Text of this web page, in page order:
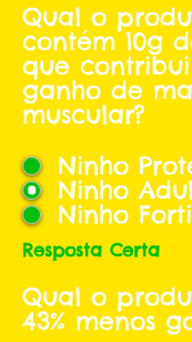
Qual o
contém 10g
que
ganho de
muscular?
Ninho
Ninho
Ninho
Resposta Certa
Qual o
43% menos